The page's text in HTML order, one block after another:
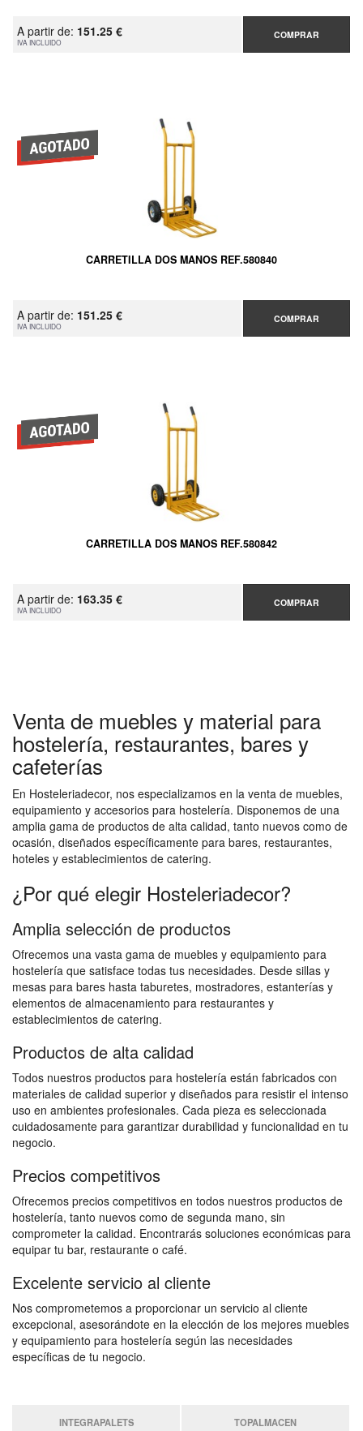
A partir de: 151.25 €
IVA INCLUIDO
COMPRAR
CARRETILLA DOS MANOS REF.580840
A partir de: 151.25 €
IVA INCLUIDO
COMPRAR
CARRETILLA DOS MANOS REF.580842
A partir de: 163.35 €
IVA INCLUIDO
COMPRAR
Venta de muebles y material para
hostelería, restaurantes, bares y
cafeterías
En Hosteleriadecor, nos especializamos en la venta de muebles,
equipamiento y accesorios para hostelería. Disponemos de una
amplia gama de productos de alta calidad, tanto nuevos como de
ocasión, diseñados específicamente para bares, restaurantes,
hoteles y establecimientos de catering.
¿Por qué elegir Hosteleriadecor?
Amplia selección de productos
Ofrecemos una vasta gama de muebles y equipamiento para
hostelería que satisface todas tus necesidades. Desde sillas y
mesas para bares hasta taburetes, mostradores, estanterías y
elementos de almacenamiento para restaurantes y
establecimientos de catering.
Productos de alta calidad
Todos nuestros productos para hostelería están fabricados con
materiales de calidad superior y diseñados para resistir el intenso
uso en ambientes profesionales. Cada pieza es seleccionada
cuidadosamente para garantizar durabilidad y funcionalidad en tu
negocio.
Precios competitivos
Ofrecemos precios competitivos en todos nuestros productos de
hostelería, tanto nuevos como de segunda mano, sin
comprometer la calidad. Encontrarás soluciones económicas para
equipar tu bar, restaurante o café.
Excelente servicio al cliente
Nos comprometemos a proporcionar un servicio al cliente
excepcional, asesorándote en la elección de los mejores muebles
y equipamiento para hostelería según las necesidades
específicas de tu negocio.
INTEGRAPALETS TOPALMACEN